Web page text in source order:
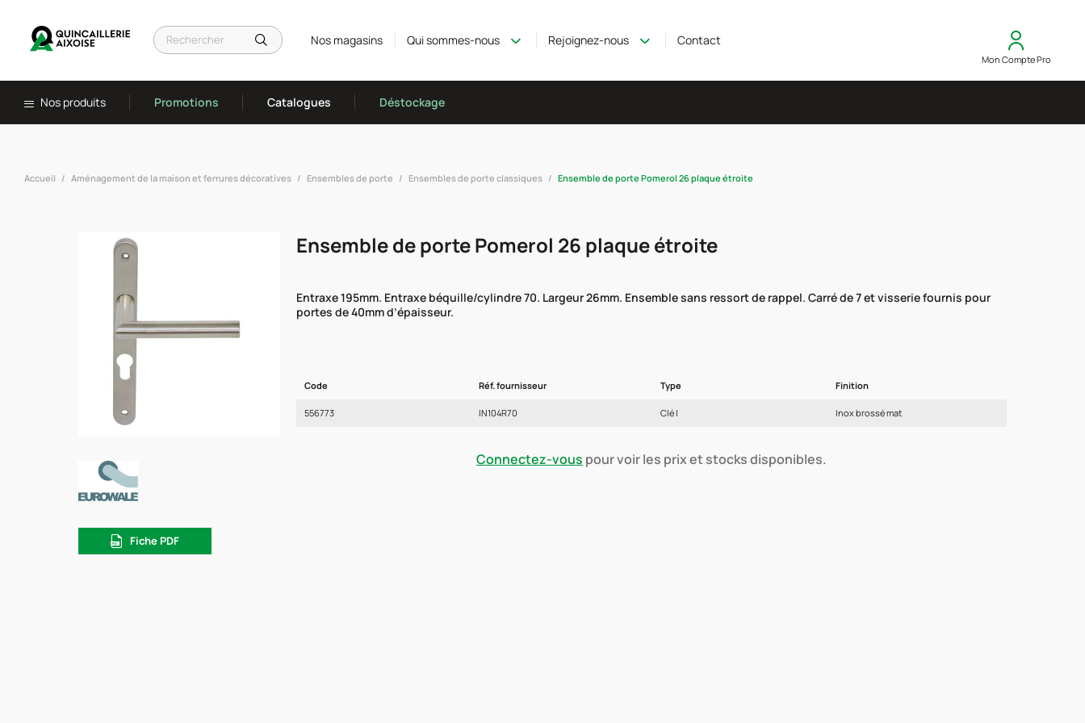
Nos magasins Qui sommes-nous Rejoignez-nous Contact
Mon Compte Pro
Nos produits Promotions Catalogues Déstockage
Accueil Aménagement de la maison et ferrures décoratives Ensembles de porte Ensembles de porte classiques Ensemble de porte Pomerol 26 plaque étroite
Fiche PDF
Ensemble de porte Pomerol 26 plaque étroite
Entraxe 195mm. Entraxe béquille/cylindre 70. Largeur 26mm. Ensemble sans ressort de rappel. Carré de 7 et visserie fournis pour
portes de 40mm d’épaisseur.
Code Réf. fournisseur Type Finition
556773 IN104R70 Clé I Inox brossé mat
Connectez-vous pour voir les prix et stocks disponibles.